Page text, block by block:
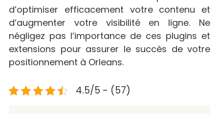
d’optimiser efficacement votre contenu et
d’augmenter votre visibilité en ligne. Ne
négligez pas l’importance de ces plugins et
extensions pour assurer le succès de votre
positionnement à Orleans.
4.5/5 - (57)